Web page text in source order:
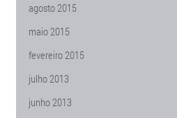
agosto 2015
maio 2015
fevereiro 2015
julho 2013
junho 2013